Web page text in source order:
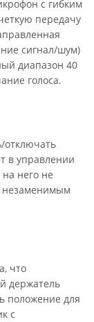
с гибким
передачу
сигнал/шум)
диапазон 40
голоса.
отключать
в управлении
него не
незаменимым
что
держатель
положение для
с